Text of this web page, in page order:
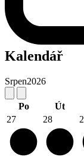
Kalendář
Srpen2026
Po Út
27
28